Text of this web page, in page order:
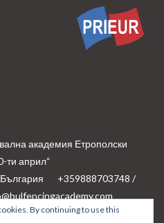
академия Етрополски
ти април“
+359888703748 /
policy
By continuing to use this